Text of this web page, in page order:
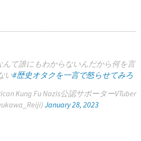
んて誰にもわからないんだから何を言
い#歴史オタクを一言で怒らせてみろ
Kung Fu Nazis公認サポーターVTuber
January 28, 2023